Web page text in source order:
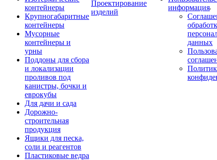
контейнеры
Крупногабаритные
контейнеры
Мусорные
контейнеры и
урны
Поддоны для сбора
и локализации
проливов под
канистры, бочки и
еврокубы
Для дачи и сада
Дорожно-
строительная
продукция
Ящики для песка,
соли и реагентов
Пластиковые ведра
Проектирование
изделий
информация
данных